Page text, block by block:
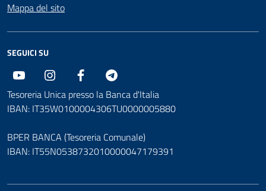
Mappa del sito
SEGUICI SU
Youtube Instagram Facebook
Tesoreria Unica presso la Banca d'Italia
IBAN: IT35W0100004306TU0000005880
BPER BANCA (Tesoreria Comunale)
IBAN: IT55N0538732010000047179391